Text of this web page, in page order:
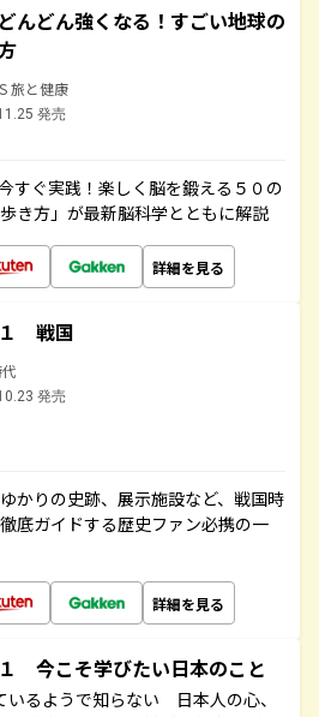
んどん強くなる！すごい地球の
旅と健康
発売
すぐ実践！楽しく脳を鍛える５０の
き方」が最新脳科学とともに解説
詳細を見る
戦国
発売
かりの史跡、展示施設など、戦国時
底ガイドする歴史ファン必携の一
詳細を見る
今こそ学びたい日本のこと
いるようで知らない 日本人の心、